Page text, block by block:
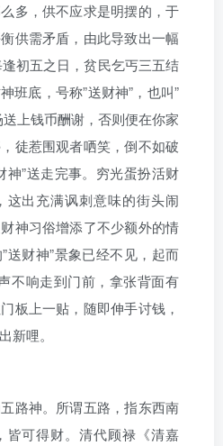
多，供不应求是明摆的，于
供需矛盾，由此导致出一幅
逢初五之日，贫民乞丐三五结
班底，号称”送财神”，也叫”
上钱币酬谢，否则便在你家
徒惹围观者哂笑，倒不如破
神”送走完事。穷光蛋扮活财
这出充满讽刺意味的街头闹
神习俗增添了不少额外的情
送财神”景象已经不见，起而
不响走到门前，拿张背面有
板上一贴，随即伸手讨钱，
新哩。
路神。所谓五路，指东西南
皆可得财。清代顾禄《清嘉